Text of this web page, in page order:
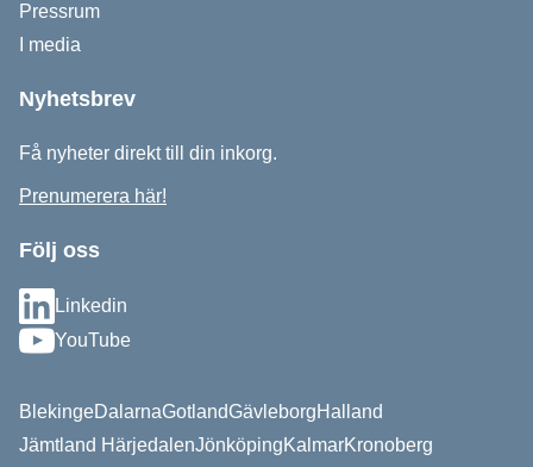
Pressrum
I media
Nyhetsbrev
Få nyheter direkt till din inkorg.
Prenumerera här!
Följ oss
Linkedin
YouTube
BlekingeDalarnaGotlandGävleborgHalland
Jämtland HärjedalenJönköpingKalmarKronoberg